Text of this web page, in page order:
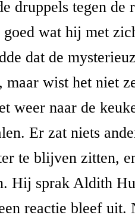
druppels tegen
wat hij met
dat de
maar wist het niet
weer naar de
Er zat niets
te blijven zitten,
Hij sprak Aldith
reactie bleef uit.